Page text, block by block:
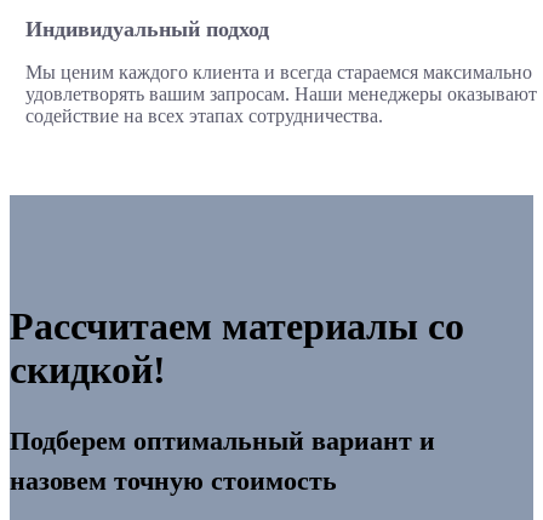
Индивидуальный подход
Мы ценим каждого клиента и всегда стараемся максимально
удовлетворять вашим запросам. Наши менеджеры оказывают
содействие на всех этапах сотрудничества.
Рассчитаем материалы со
скидкой!
Подберем оптимальный вариант и
назовем точную стоимость